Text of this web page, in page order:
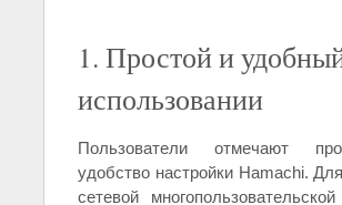
1. Простой и
использовании
Пользователи отмечают
удобство настройки Hamachi.
сетевой